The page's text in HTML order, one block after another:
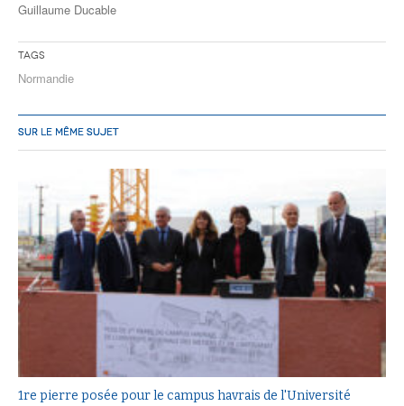
Guillaume Ducable
Tags
Normandie
SUR LE MÊME SUJET
1re pierre posée pour le campus havrais de l'Université